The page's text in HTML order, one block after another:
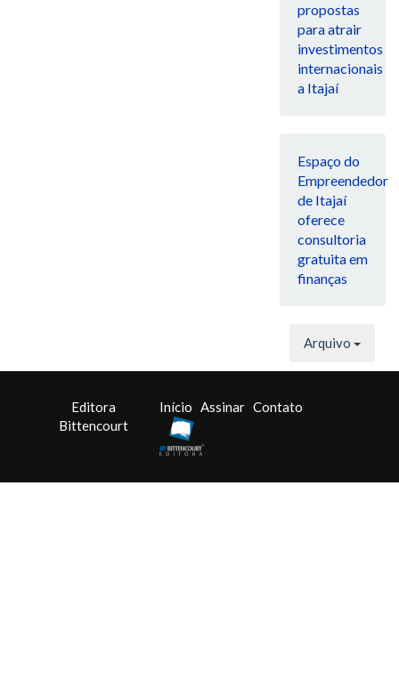
propostas
para atrair
investimentos
internacionais
a Itajaí
Espaço do
Empreendedor
de Itajaí
oferece
consultoria
gratuita em
finanças
Arquivo
Editora
Bittencourt
Início Assinar Contato